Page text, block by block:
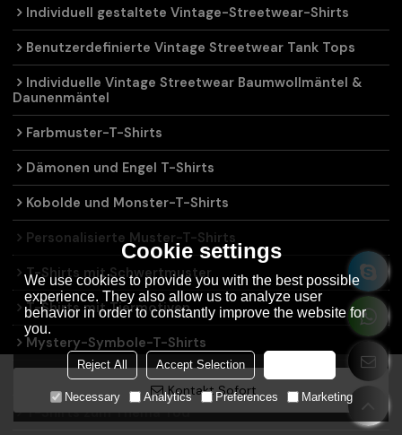
Kontakt Sofort
Individuell gestaltete Vintage-Streetwear-Shirts
Benutzerdefinierte Vintage Streetwear Tank Tops
Individuelle Vintage Streetwear Baumwollmäntel &
Daunenmäntel
Farbmuster-T-Shirts
Dämonen und Engel T-Shirts
Kobolde und Monster-T-Shirts
Personalisierte Muster-T-Shirts
T-Shirts mit Schwertmuster
T-Shirts mit Tiermotiven
Mystery-Symbole-T-Shirts
Skelett-T-Shirts
T-Shirts zum Thema Tod
Cookie settings
We use cookies to provide you with the best possible
experience. They also allow us to analyze user
behavior in order to constantly improve the website for
you.
Reject All Accept Selection
Necessary Analytics Preferences Marketing